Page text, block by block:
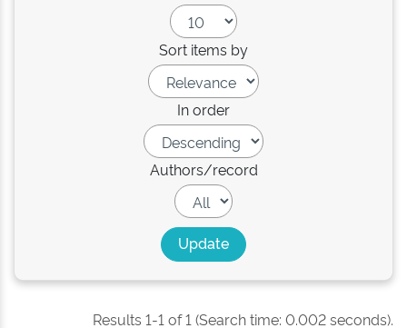
Sort items by
In order
Authors/record
Results 1-1 of 1 (Search time: 0.002 seconds).